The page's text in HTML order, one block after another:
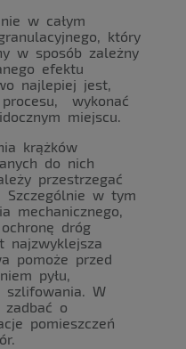
w całym
który
w sposób zależny
efektu
najlepiej jest,
wykonać
miejscu.
krążków
do nich
przestrzegać
Szczególnie w tym
mechanicznego,
dróg
najzwyklejsza
pomoże przed
pyłu,
szlifowania. W
o
pomieszczeń